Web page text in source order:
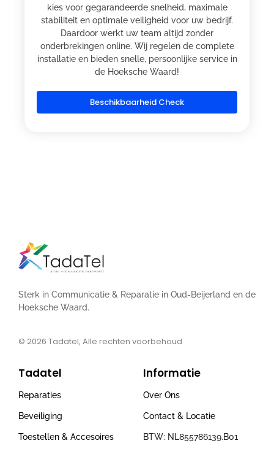
kies voor gegarandeerde snelheid, maximale
stabiliteit en optimale veiligheid voor uw bedrijf.
Daardoor werkt uw team altijd zonder
onderbrekingen online. Wij regelen de complete
installatie en bieden snelle, persoonlijke service in
de Hoeksche Waard!
Beschikbaarheid Check
Sterk in Communicatie & Reparatie in Oud-Beijerland en de
Hoeksche Waard.
© 2026 Tadatel, Alle rechten voorbehoud
Tadatel
Reparaties
Beveiliging
Toestellen & Accesoires
Informatie
Over Ons
Contact & Locatie
BTW: NL855786139.B01